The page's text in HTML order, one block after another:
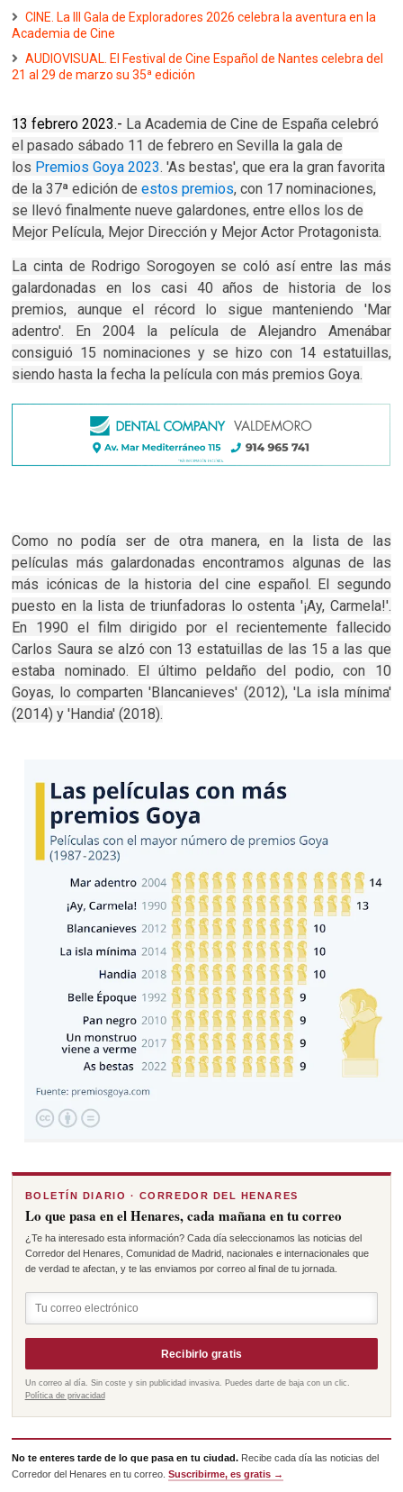
CINE. La III Gala de Exploradores 2026 celebra la aventura en la
Academia de Cine
AUDIOVISUAL. El Festival de Cine Español de Nantes celebra del
21 al 29 de marzo su 35ª edición
13 febrero 2023.- La Academia de Cine de España celebró
el pasado sábado 11 de febrero en Sevilla la gala de
los Premios Goya 2023. 'As bestas', que era la gran favorita
de la 37ª edición de estos premios, con 17 nominaciones,
se llevó finalmente nueve galardones, entre ellos los de
Mejor Película, Mejor Dirección y Mejor Actor Protagonista.
La cinta de Rodrigo Sorogoyen se coló así entre las más
galardonadas en los casi 40 años de historia de los
premios, aunque el récord lo sigue manteniendo 'Mar
adentro'. En 2004 la película de Alejandro Amenábar
consiguió 15 nominaciones y se hizo con 14 estatuillas,
siendo hasta la fecha la película con más premios Goya.
Como no podía ser de otra manera, en la lista de las
películas más galardonadas encontramos algunas de las
más icónicas de la historia del cine español. El segundo
puesto en la lista de triunfadoras lo ostenta '¡Ay, Carmela!'.
En 1990 el film dirigido por el recientemente fallecido
Carlos Saura se alzó con 13 estatuillas de las 15 a las que
estaba nominado. El último peldaño del podio, con 10
Goyas, lo comparten 'Blancanieves' (2012), 'La isla mínima'
(2014) y 'Handia' (2018).
BOLETÍN DIARIO · CORREDOR DEL HENARES
Lo que pasa en el Henares, cada mañana en tu correo
¿Te ha interesado esta información? Cada día seleccionamos las noticias del
Corredor del Henares, Comunidad de Madrid, nacionales e internacionales que
de verdad te afectan, y te las enviamos por correo al final de tu jornada.
Recibirlo gratis
Un correo al día. Sin coste y sin publicidad invasiva. Puedes darte de baja con un clic.
Política de privacidad
No te enteres tarde de lo que pasa en tu ciudad. Recibe cada día las noticias del
Corredor del Henares en tu correo.Suscribirme, es gratis →